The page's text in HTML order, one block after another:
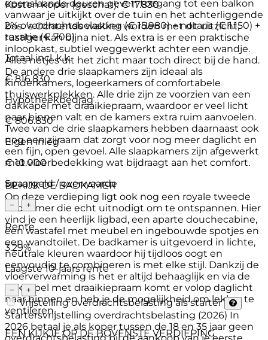
openslaande deuren geven toegang tot een balkon
vanwaar je uitkijkt over de tuin en het achterliggende
bos. ’s Ochtends wakker worden met dit uitzicht,
rustiger kan bijna niet. Als extra is er een praktische
inloopkast, subtiel weggewerkt achter een wandje.
Alles netjes uit het zicht maar toch direct bij de hand.
De andere drie slaapkamers zijn ideaal als
kinderkamers, logeerkamers of comfortabele
thuiswerkplekken. Alle drie zijn ze voorzien van een
dakkapel met draaikiepraam, waardoor er veel licht
naar binnen valt en de kamers extra ruim aanvoelen.
Twee van de drie slaapkamers hebben daarnaast ook
nog een zijraam dat zorgt voor nog meer daglicht en
een fijn, open gevoel. Alle slaapkamers zijn afgewerkt
met vloerbedekking wat bijdraagt aan het comfort.
BEKIJK DE BADKAMER
Op deze verdieping ligt ook nog een royale tweede
badkamer die echt uitnodigt om te ontspannen. Hier
vind je een heerlijk ligbad, een aparte douchecabine,
een wastafel met meubel en ingebouwde spotjes en
een wandtoilet. De badkamer is uitgevoerd in lichte,
neutrale kleuren waardoor hij tijdloos oogt en
eenvoudig te combineren is met elke stijl. Dankzij de
vloerverwarming is het er altijd behaaglijk en via de
dakkapel met draaikiepraam komt er volop daglicht
naar binnen en heb je de mogelijkheid om lekker te
ventileren.
EEN KIJKJE OP DE BOVENSTE VERDIEPING
Kosten koper (geschat):€ 17.830
2% overdrachtsbelasting (€ 15.980) + notaris (€ 1.150) +
taxatie (€ 700)
Totaal incl. k.k.
€ 816.830
Hypotheekbedrag
€ 806.830
Eigen inleg
€ 10.000
Spaargeld / overwaarde
− +
Rente
3.29%
Laagste 10-jaars rente
− +
Vrijstelling overdrachtsbelasting als starter
Startersvrijstelling overdrachtsbelasting (2026) In
2026 betaal je als koper tussen de 18 en 35 jaar geen
overdrachtsbelasting bij de aankoop van je eerste